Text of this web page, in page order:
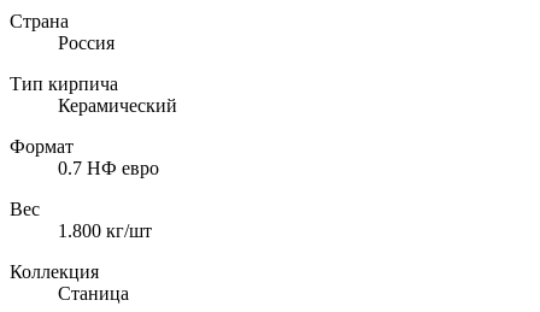
Страна
Россия
Тип кирпича
Керамический
Формат
0.7 НФ евро
Вес
1.800 кг/шт
Коллекция
Станица